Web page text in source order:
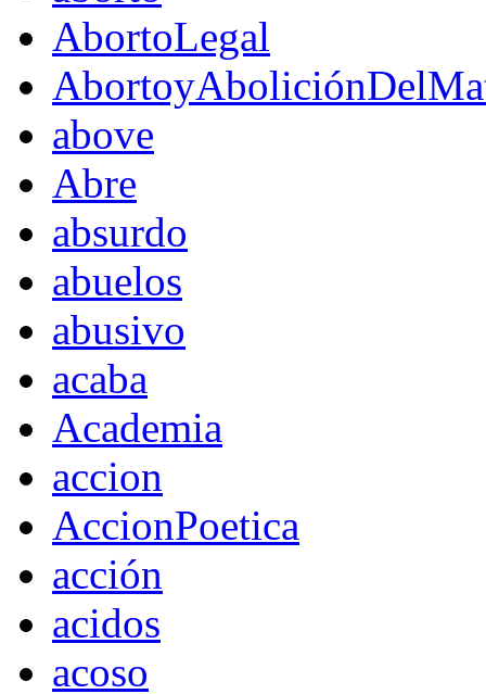
AbortoLegal
above
Abre
absurdo
abuelos
abusivo
acaba
Academia
accion
AccionPoetica
acción
acidos
acoso